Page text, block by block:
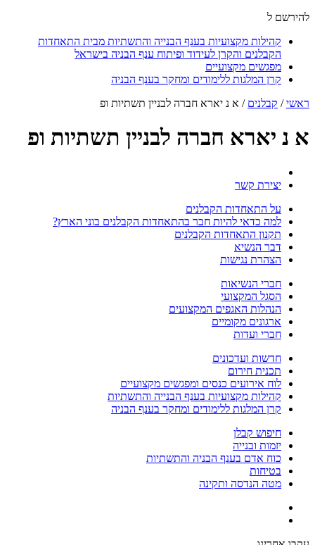
להירשם ל
קהילות מקצועיות בענף הבנייה והתשתיות מבית התאחדות
הקבלנים והקרן לעידוד ופיתוח ענף הבניה בישראל
מפגשים מקצועיים
קרן המלגות ללימודים ומחקר בענף הבניה
ראשי/ קבלנים / א נ יארא חברה לבניין תשתיות ופ
א נ יארא חברה לבניין תשתיות ופ
יצירת קשר
על התאחדות הקבלנים
למה כדאי להיות חבר בהתאחדות הקבלנים בוני הארץ?
תקנון התאחדות הקבלנים
דבר הנשיא
הצהרת נגישות
חברי הנשיאות
הסגל המקצועי
הנהלות האגפים המקצועים
ארגונים מקומיים
חברי ועדות
חדשות ועדכונים
תכנית חירום
לוח אירועים כנסים ומפגשים מקצועיים
קהילות מקצועיות בענף הבנייה והתשתיות
קרן המלגות ללימודים ומחקר בענף הבניה
חיפוש קבלן
יזמות ובנייה
כוח אדם בענף הבניה והתשתיות
בטיחות
מטה הנדסה ותקינה